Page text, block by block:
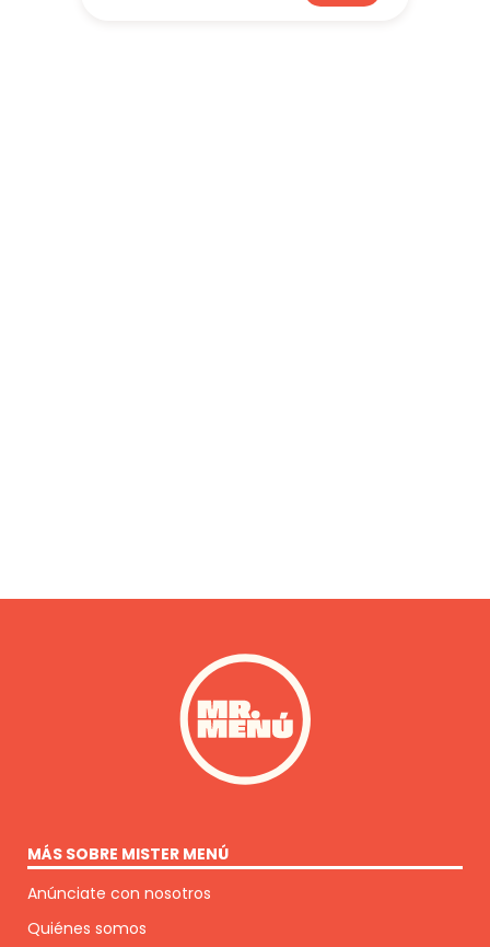
MÁS SOBRE MISTER MENÚ
Anúnciate con nosotros
Quiénes somos